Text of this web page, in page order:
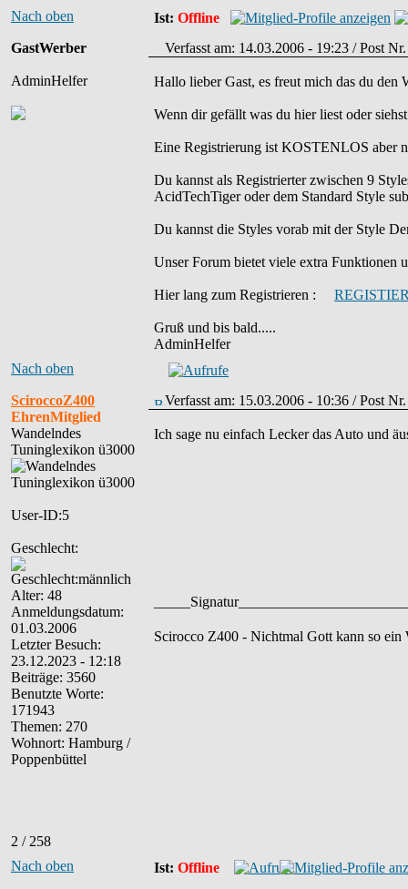
Nach oben
Ist: Offline
GastWerber
AdminHelfer
Verfasst am: 14.03.2006 - 19:23 / Post
Hallo lieber Gast, es freut mich das du den
Wenn dir gefällt was du hier liest oder
Eine Registrierung ist KOSTENLOS aber
Du kannst als Registrierter zwischen 9
AcidTechTiger oder dem Standard Style
Du kannst die Styles vorab mit der
Unser Forum bietet viele extra Funktionen
Hier lang zum Registrieren :
Gruß und bis bald.....
AdminHelfer
Nach oben
SciroccoZ400
EhrenMitglied
Wandelndes
Tuninglexikon ü3000
User-ID:5
Geschlecht:
Alter: 48
Anmeldungsdatum:
01.03.2006
Letzter Besuch:
23.12.2023 - 12:18
Beiträge: 3560
Benutzte Worte:
171943
Themen: 270
Wohnort: Hamburg /
Poppenbüttel
2 / 258
Verfasst am: 15.03.2006 - 10:36 / Post
Ich sage nu einfach Lecker das Auto und
Scirocco Z400 - Nichtmal Gott kann so ein
Nach oben Ist: Offline